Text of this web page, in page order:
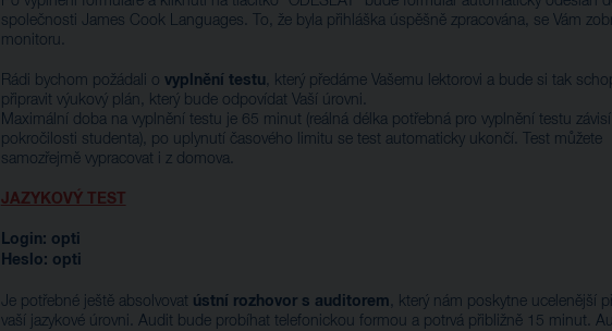
společnosti James Cook Languages. To, že byla přihláška úspěšně zpracována, se Vám
monitoru.
Rádi bychom požádali o vyplnění testu, který předáme Vašemu lektorovi a bude si tak
připravit výukový plán, který bude odpovídat Vaší úrovni.
Maximální doba na vyplnění testu je 65 minut (reálná délka potřebná pro vyplnění testu
pokročilosti studenta), po uplynutí časového limitu se test automaticky ukončí. Test můžete
samozřejmě vypracovat i z domova.
JAZYKOVÝ TEST
Login: opti
Heslo: opti
Je potřebné ještě absolvovat ústní rozhovor s auditorem, který nám poskytne ucelenější
vaší jazykové úrovni. Audit bude probíhat telefonickou formou a potrvá přibližně 15 minut.